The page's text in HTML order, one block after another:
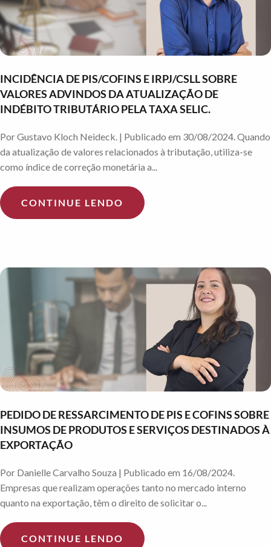
INCIDÊNCIA DE PIS/COFINS E IRPJ/CSLL SOBRE
VALORES ADVINDOS DA ATUALIZAÇÃO DE
INDÉBITO TRIBUTÁRIO PELA TAXA SELIC.
Por Gustavo Kloch Neideck. | Publicado em 30/08/2024. Quando
da atualização de valores relacionados à tributação, utiliza-se
como índice de correção monetária a...
CONTINUE LENDO
PEDIDO DE RESSARCIMENTO DE PIS E COFINS SOBRE
INSUMOS DE PRODUTOS E SERVIÇOS DESTINADOS À
EXPORTAÇÃO
Por Danielle Carvalho Souza | Publicado em 16/08/2024.
Empresas que realizam operações tanto no mercado interno
quanto na exportação, têm o direito de solicitar o...
CONTINUE LENDO